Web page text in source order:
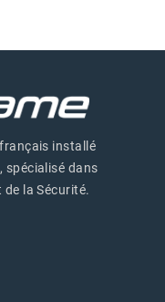
installé
spécialisé dans
de la Sécurité.